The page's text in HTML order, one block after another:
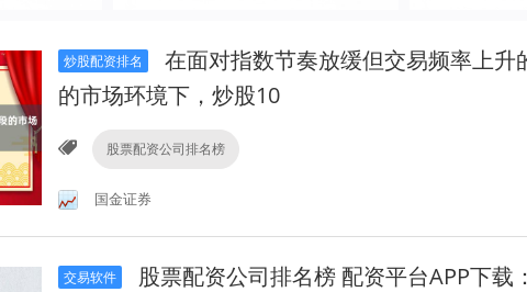
炒股配资排名
在面对指数节奏放缓但交易频率上升
的市场环境下，炒股10
股票配资公司排名榜
国金证券
交易软件
股票配资公司排名榜 配资平台APP下载